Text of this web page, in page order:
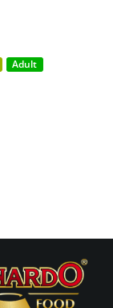
Adult